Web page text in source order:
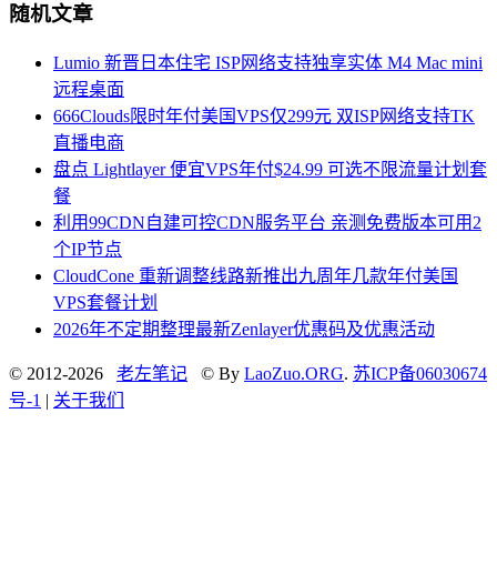
随机文章
Lumio 新晋日本住宅 ISP网络支持独享实体 M4 Mac mini
远程桌面
666Clouds限时年付美国VPS仅299元 双ISP网络支持TK
直播电商
盘点 Lightlayer 便宜VPS年付$24.99 可选不限流量计划套
餐
利用99CDN自建可控CDN服务平台 亲测免费版本可用2
个IP节点
CloudCone 重新调整线路新推出九周年几款年付美国
VPS套餐计划
2026年不定期整理最新Zenlayer优惠码及优惠活动
© 2012-2026 老左笔记 © By LaoZuo.ORG. 苏ICP备06030674
号-1 | 关于我们